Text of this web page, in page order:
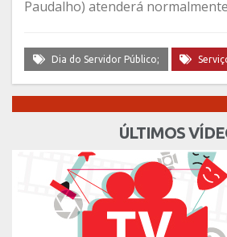
Paudalho) atenderá
Dia do Servidor Público;
ÚLTIMOS